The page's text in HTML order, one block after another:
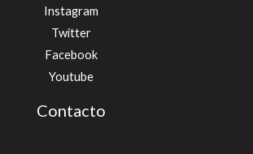
Instagram
Twitter
Facebook
Youtube
Contacto